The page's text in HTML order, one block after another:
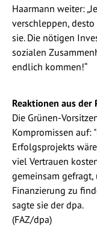
Haarmann weiter:
verschleppen,
sie. Die nötigen
sozialen
endlich kommen!“
Reaktionen aus der
Die Grünen-
Kompromissen auf:
Erfolgsprojekts
viel Vertrauen
gemeinsam
Finanzierung zu
sagte sie der dpa.
(FAZ/dpa)